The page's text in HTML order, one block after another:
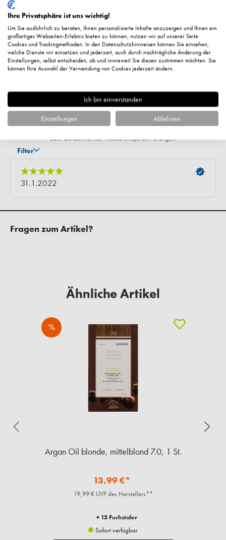
Fragen zum Artikel?
Ähnliche Artikel
%
Argan Oil blonde, mittelblond 7.0, 1 St.
13,99 €*
19,99 € UVP des Herstellers**
+ 13 Fuchstaler
Sofort verfügbar
Ihre Privatsphäre ist uns wichtig!
Um Sie ausführlich zu beraten, Ihnen personalisierte Inhalte anzuzeigen und Ihnen ein
großartiges Webseiten-Erlebnis bieten zu können, nutzen wir auf unserer Seite
Cookies und Trackingmethoden. In den Datenschutzhinweisen können Sie einsehen,
welche Dienste wir einsetzen und jederzeit, auch durch nachträgliche Änderung der
Einstellungen, selbst entscheiden, ob und inwieweit Sie diesen zustimmen möchten. Sie
können Ihre Auswahl der Verwendung von Cookies jederzeit ändern.
Ich bin einverstanden
Einstellungen Ablehnen